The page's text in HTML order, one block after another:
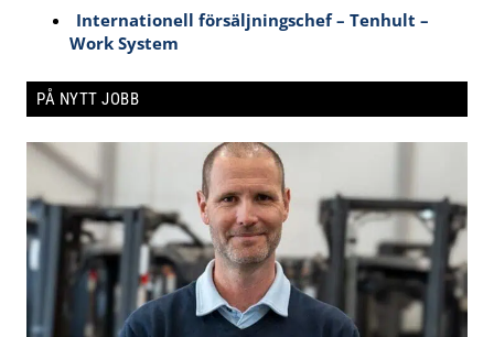
Internationell försäljningschef – Tenhult –
Work System
PÅ NYTT JOBB